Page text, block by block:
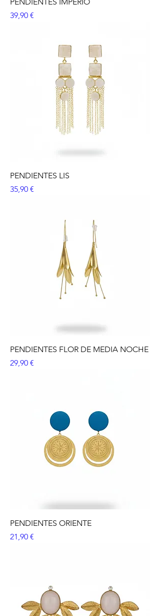
PENDIENTES IMPERIO
Precio
39,90 €
PENDIENTES LIS
Precio
35,90 €
PENDIENTES FLOR DE MEDIA NOCHE
Precio
29,90 €
PENDIENTES ORIENTE
Precio
21,90 €